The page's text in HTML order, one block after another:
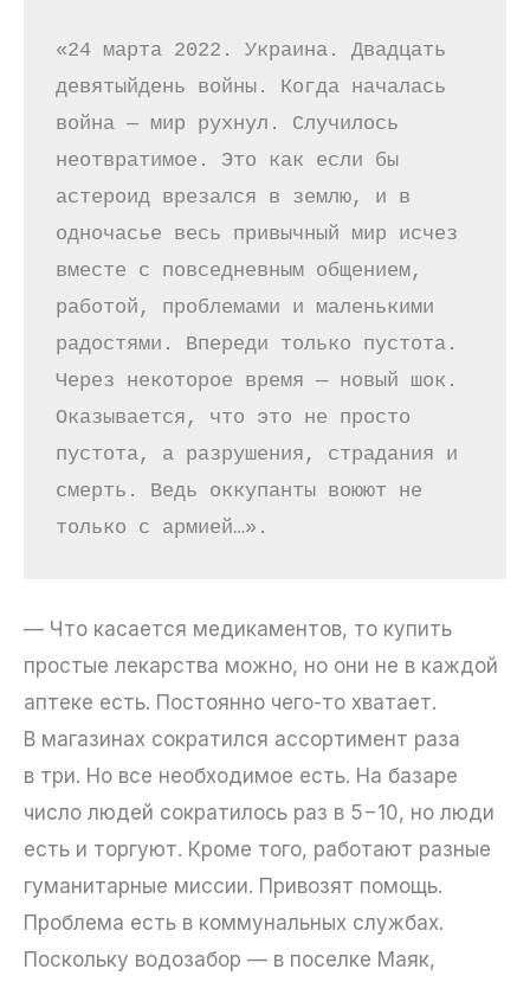
«24 марта 2022. Украина. Двадцать
девятыйдень войны. Когда началась
война — мир рухнул. Случилось
неотвратимое. Это как если бы
астероид врезался в землю, и в
одночасье весь привычный мир исчез
вместе с повседневным общением,
работой, проблемами и маленькими
радостями. Впереди только пустота.
Через некоторое время — новый шок.
Оказывается, что это не просто
пустота, а разрушения, страдания и
смерть. Ведь оккупанты воюют не
только с армией…».
— Что касается медикаментов, то купить
простые лекарства можно, но они не в каждой
аптеке есть. Постоянно чего-то хватает.
В магазинах сократился ассортимент раза
в три. Но все необходимое есть. На базаре
число людей сократилось раз в 5−10, но люди
есть и торгуют. Кроме того, работают разные
гуманитарные миссии. Привозят помощь.
Проблема есть в коммунальных службах.
Поскольку водозабор — в поселке Маяк,